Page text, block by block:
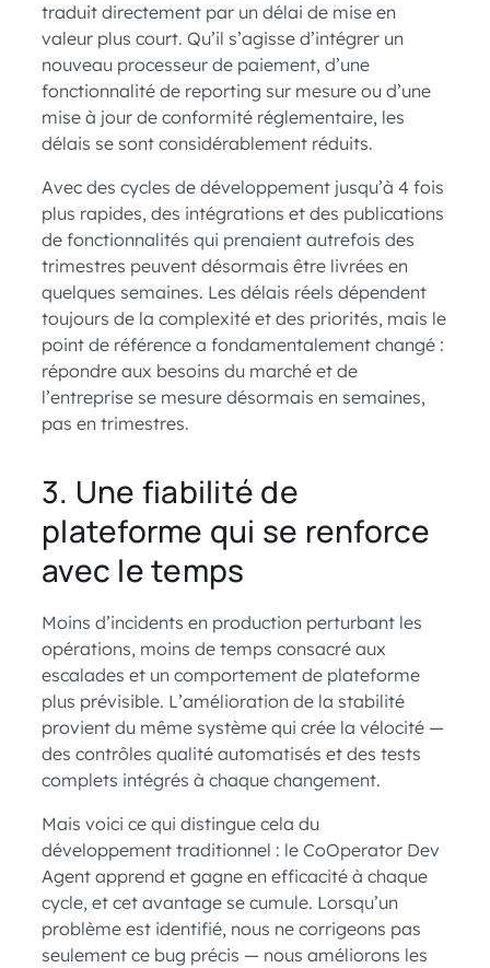
traduit directement par un délai de mise en
valeur plus court. Qu’il s’agisse d’intégrer un
nouveau processeur de paiement, d’une
fonctionnalité de reporting sur mesure ou d’une
mise à jour de conformité réglementaire, les
délais se sont considérablement réduits.
Avec des cycles de développement jusqu’à 4 fois
plus rapides, des intégrations et des publications
de fonctionnalités qui prenaient autrefois des
trimestres peuvent désormais être livrées en
quelques semaines. Les délais réels dépendent
toujours de la complexité et des priorités, mais le
point de référence a fondamentalement changé :
répondre aux besoins du marché et de
l’entreprise se mesure désormais en semaines,
pas en trimestres.
3. Une fiabilité de
plateforme qui se renforce
avec le temps
Moins d’incidents en production perturbant les
opérations, moins de temps consacré aux
escalades et un comportement de plateforme
plus prévisible. L’amélioration de la stabilité
provient du même système qui crée la vélocité —
des contrôles qualité automatisés et des tests
complets intégrés à chaque changement.
Mais voici ce qui distingue cela du
développement traditionnel : le CoOperator Dev
Agent apprend et gagne en efficacité à chaque
cycle, et cet avantage se cumule. Lorsqu’un
problème est identifié, nous ne corrigeons pas
seulement ce bug précis — nous améliorons les